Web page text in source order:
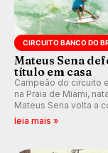
CIRCUITO BANCO DO
Mateus Sena
título em casa
Campeão do circuito
na Praia de Miami,
Mateus Sena volta a
em casa em busca de
hegemonia potiguar
leia mais »